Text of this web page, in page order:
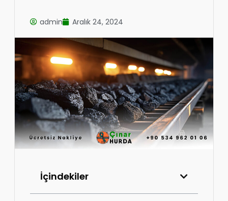
admin Aralık 24, 2024
İçindekiler